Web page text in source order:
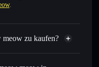
.
meow zu kaufen?